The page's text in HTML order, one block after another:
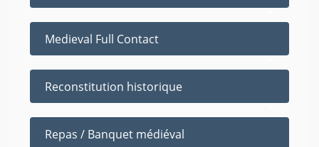
Medieval Full Contact
Reconstitution historique
Repas / Banquet médiéval